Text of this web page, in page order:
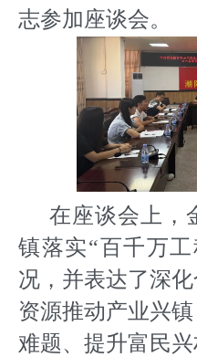
志参加座谈会。
在座谈会上，
镇落实“百千万
况，并表达了深
资源推动产业兴
难题、提升富民兴